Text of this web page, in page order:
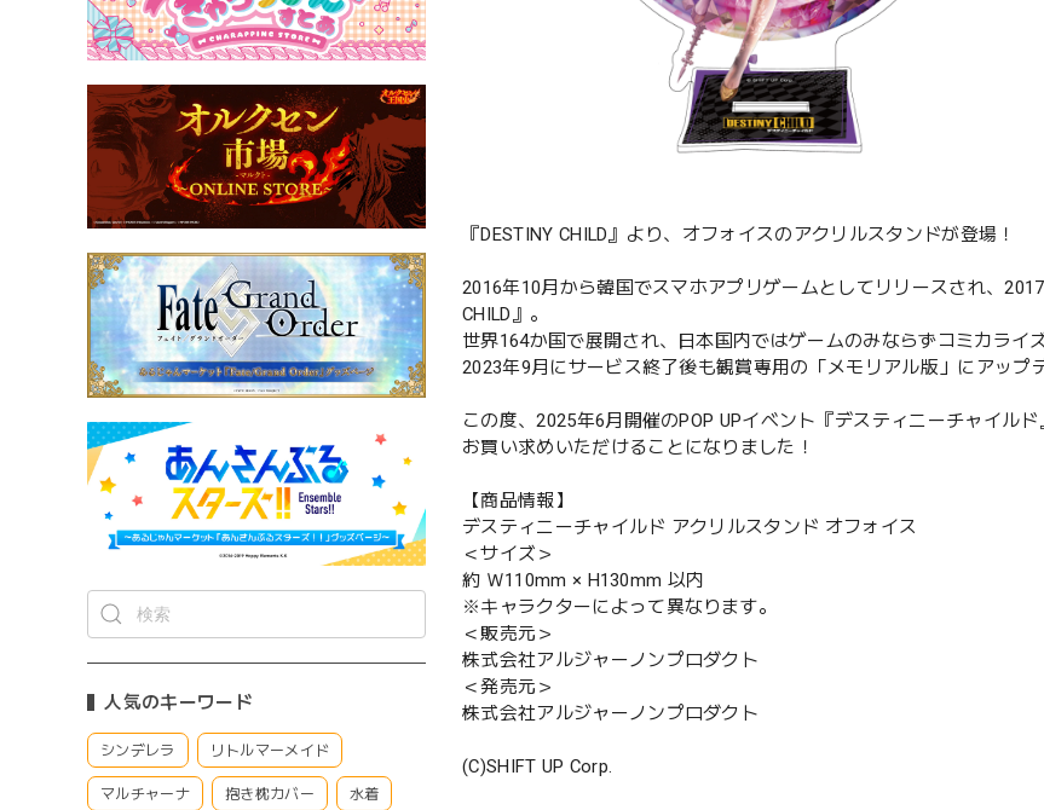
人気のキーワード
シンデレラ リトルマーメイド
マルチャーナ 抱き枕カバー 水着
『DESTINY CHILD』より、オフォイスのアクリルスタンドが登場！
2016年10月から韓国でスマホアプリゲームとしてリリースされ、
CHILD』。
世界164か国で展開され、日本国内ではゲームのみならずコミカライ
2023年9月にサービス終了後も観賞専用の「メモリアル版」にアップ
この度、2025年6月開催のPOP UPイベント『デスティニーチャイル
お買い求めいただけることになりました！
【商品情報】
デスティニーチャイルド アクリルスタンド オフォイス
＜サイズ＞
約 Ｗ110mm × H130mm 以内
※キャラクターによって異なります。
＜販売元＞
株式会社アルジャーノンプロダクト
＜発売元＞
株式会社アルジャーノンプロダクト
(C)SHIFT UP Corp.